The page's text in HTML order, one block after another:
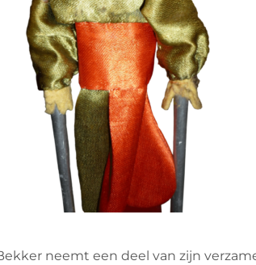
neemt een deel van zijn